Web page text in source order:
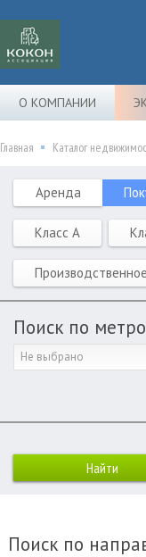
О КОМПАНИИ
Главная Каталог
Аренда
Класс A
Поиск по метро
Не выбрано
Поиск по